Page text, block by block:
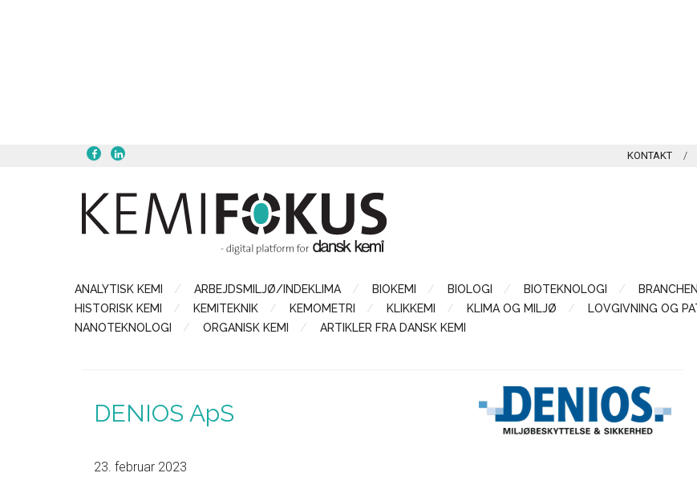
KONTAKT
ANALYTISK KEMI ARBEJDSMILJØ/INDEKLIMA BIOKEMI BIOLOGI BIOTEKNOLOGI
HISTORISK KEMI
KEMITEKNIK KEMOMETRI KLIKKEMI KLIMA OG MILJØ LOVGIVNING OG
NANOTEKNOLOGI
ORGANISK KEMI ARTIKLER FRA DANSK KEMI
DENIOS ApS
23. februar 2023